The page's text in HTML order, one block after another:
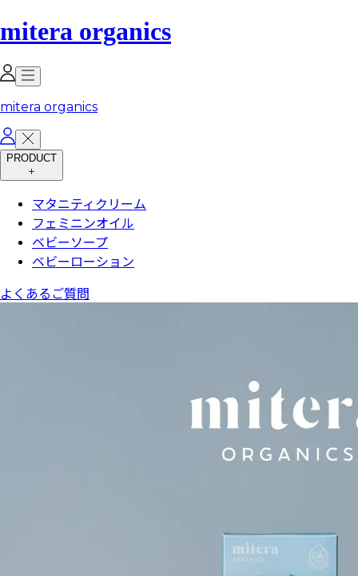
mitera organics
mitera organics
PRODUCT
＋
マタニティクリーム
フェミニンオイル
ベビーソープ
ベビーローション
よくあるご質問